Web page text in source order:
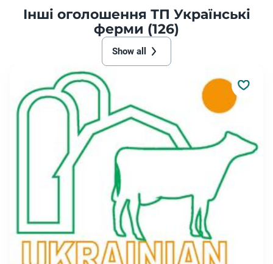
Інші оголошення ТП Українські
ферми (126)
Show all